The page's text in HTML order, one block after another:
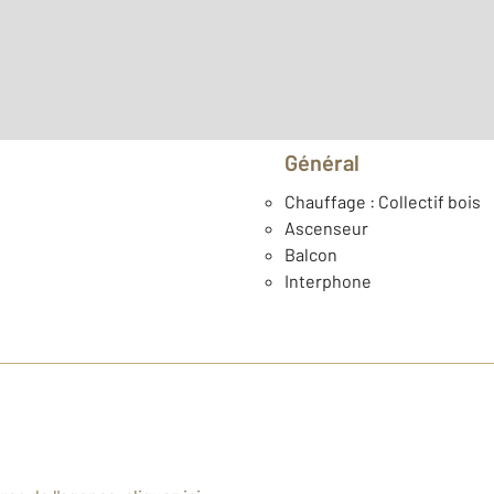
Général
Chauffage : Collectif bois
Ascenseur
Balcon
Interphone